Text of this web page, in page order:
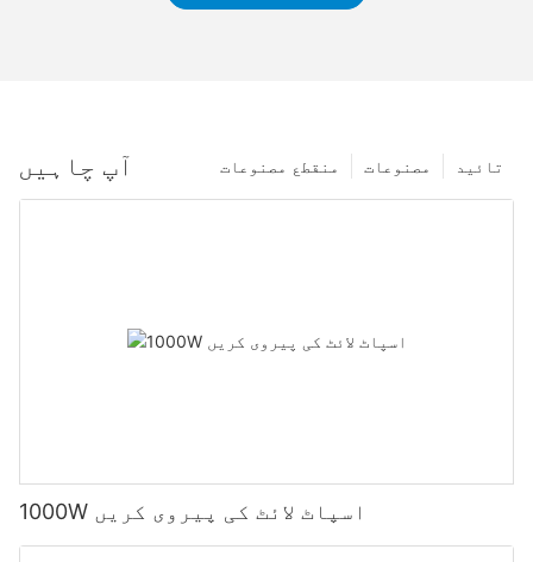
آپ چاہیں تائید مصنوعات منقطع مصنوعات
1000W اسپاٹ لائٹ کی پیروی کریں